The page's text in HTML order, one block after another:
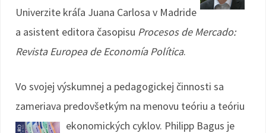
Univerzite kráľa Juana Carlosa v Madride
a asistent editora časopisu Procesos de Mercado:
Revista Europea de Economía Política.
Vo svojej výskumnej a pedagogickej činnosti sa
zameriava predovšetkým na menovu teóriu a teóriu
ekonomických cyklov. Philipp Bagus je